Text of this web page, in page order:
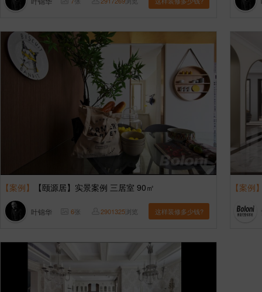
【案例】 【颐源居】实景案例 三居室 90㎡
叶锦华 6张 2901325浏览 这样装修多少钱?
【案例